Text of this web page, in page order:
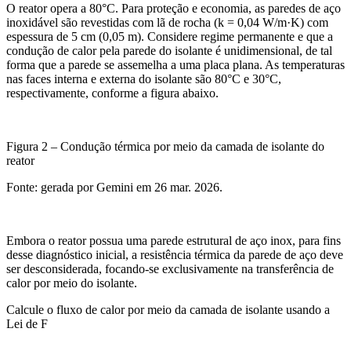
O reator opera a 80°C. Para proteção e economia, as paredes de aço
inoxidável são revestidas com lã de rocha (k = 0,04 W/m·K) com
espessura de 5 cm (0,05 m). Considere regime permanente e que a
condução de calor pela parede do isolante é unidimensional, de tal
forma que a parede se assemelha a uma placa plana. As temperaturas
nas faces interna e externa do isolante são 80°C e 30°C,
respectivamente, conforme a figura abaixo.
Figura 2 – Condução térmica por meio da camada de isolante do
reator
Fonte: gerada por Gemini em 26 mar. 2026.
Embora o reator possua uma parede estrutural de aço inox, para fins
desse diagnóstico inicial, a resistência térmica da parede de aço deve
ser desconsiderada, focando-se exclusivamente na transferência de
calor por meio do isolante.
Calcule o fluxo de calor por meio da camada de isolante usando a
Lei de F